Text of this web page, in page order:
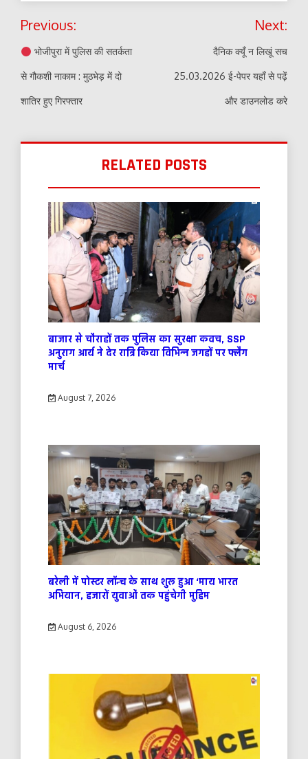
Post
navigation
Previous:
भोजीपुरा में पुलिस की सतर्कता
से गौकशी नाकाम : मुठभेड़ में दो
शातिर हुए गिरफ्तार
Next:
दैनिक क्यूँ न लिखूं सच
25.03.2026 ई-पेपर यहाँ से पढ़ें
और डाउनलोड करे
RELATED POSTS
बाजार से चौराहों तक पुलिस का सुरक्षा कवच, SSP
अनुराग आर्य ने देर रात्रि किया विभिन्न जगहों पर फ्लैग
मार्च
August 7, 2026
बरेली में पोस्टर लॉन्च के साथ शुरू हुआ ‘माय भारत
अभियान, हजारों युवाओं तक पहुंचेगी मुहिम
August 6, 2026